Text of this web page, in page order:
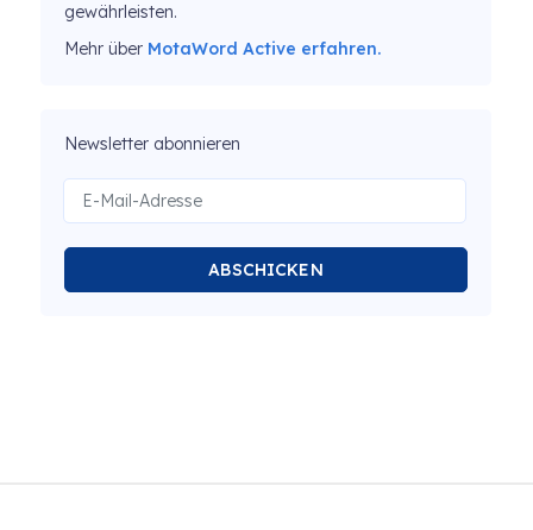
gewährleisten.
Mehr über MotaWord Active erfahren.
Newsletter abonnieren
ABSCHICKEN